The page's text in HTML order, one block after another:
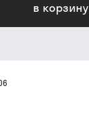
в корзину